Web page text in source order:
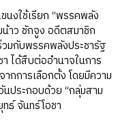
ใช้เรียก “พรรคพลัง
าว ชักจูง อดีตสมาชิก
มกับพรรคพลังประชารัฐ
ได้สืบต่ออำนาจในการ
กการเลือกตั้ง โดยมีความ
นประกอบด้วย “กลุ่มสาม
ธ์ จันทร์โอชา